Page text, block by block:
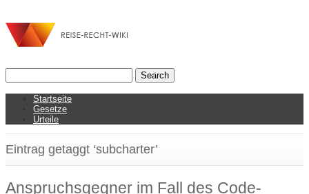
Startseite
Gesetze
Urteile
Eintrag getaggt ‘subcharter’
Anspruchsgegner im Fall des Code-​